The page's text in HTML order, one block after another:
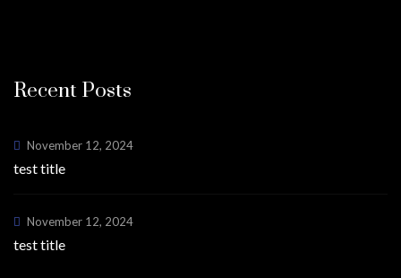
Recent Posts
November 12, 2024
test title
November 12, 2024
test title